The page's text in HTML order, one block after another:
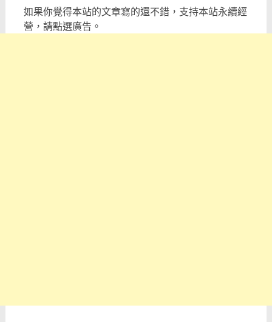
如果你覺得本站的文章寫的還不錯，支持本站永續經
營，請點選廣告。